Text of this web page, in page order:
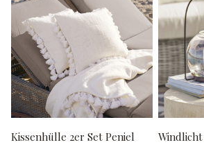
Kissenhülle 2er Set Peniel Windlicht